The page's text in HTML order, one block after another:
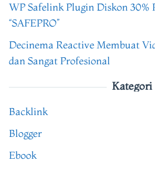
WP Safelink Plugin Diskon 30%
“SAFEPRO”
Decinema Reactive Membuat
dan Sangat Profesional
Kategori
Backlink
Blogger
Ebook